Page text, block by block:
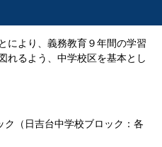
により、義務教育９年間の学習
れるよう、中学校区を基本とし
ク（日吉台中学校ブロック：各